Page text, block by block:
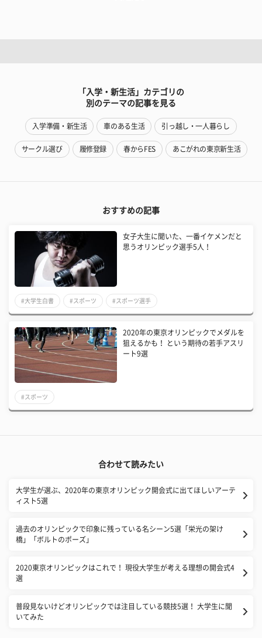
「入学・新生活」カテゴリの
別のテーマの記事を見る
入学準備・新生活 車のある生活 引っ越し・一人暮らし
サークル選び 履修登録 春からFES あこがれの東京新生活
おすすめの記事
女子大生に聞いた、一番イケメンだと
思うオリンピック選手5人！
#大学生白書 #スポーツ #スポーツ選手
2020年の東京オリンピックでメダルを
狙えるかも！ という期待の若手アスリ
ート9選
#スポーツ
合わせて読みたい
大学生が選ぶ、2020年の東京オリンピック開会式に出てほしいアーテ
ィスト5選
過去のオリンピックで印象に残っている名シーン5選「栄光の架け
橋」「ボルトのポーズ」
2020東京オリンピックはこれで！ 現役大学生が考える理想の開会式4
選
普段見ないけどオリンピックでは注目している競技5選！ 大学生に聞
いてみた